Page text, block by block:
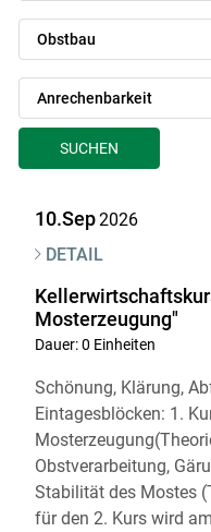
Obstbau
Anrechenbarkeit
SUCHEN
10.Sep2026
DETAIL
Mosterzeugung"
Dauer: 0 Einheiten
Schönung, Klärung,
Eintagesblöcken: 1.
Obstverarbeitung,
Stabilität des Mostes
für den 2. Kurs wird